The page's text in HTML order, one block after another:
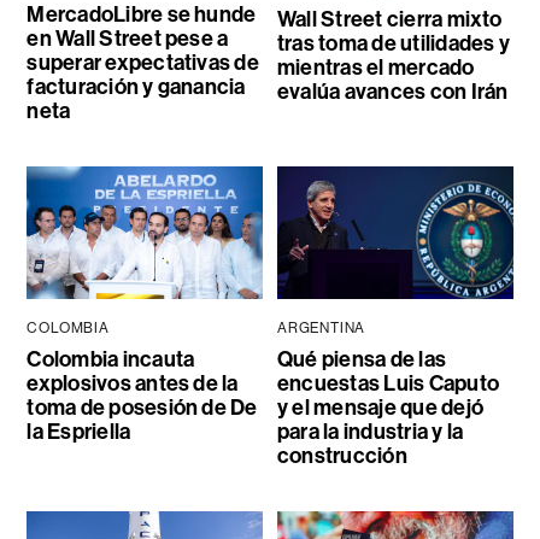
MercadoLibre se hunde
en Wall Street pese a
superar expectativas de
facturación y ganancia
neta
Wall Street cierra mixto
tras toma de utilidades y
mientras el mercado
evalúa avances con Irán
COLOMBIA
Colombia incauta
explosivos antes de la
toma de posesión de De
la Espriella
ARGENTINA
Qué piensa de las
encuestas Luis Caputo
y el mensaje que dejó
para la industria y la
construcción